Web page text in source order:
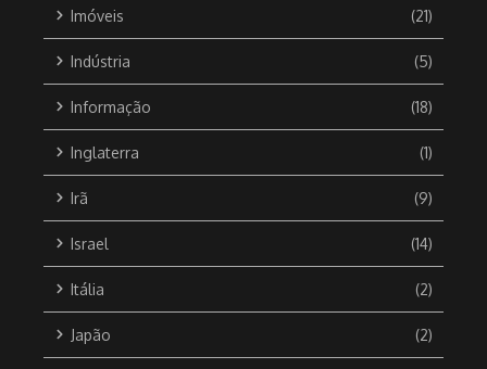
Imóveis (21)
Indústria (5)
Informação (18)
Inglaterra (1)
Irã (9)
Israel (14)
Itália (2)
Japão (2)